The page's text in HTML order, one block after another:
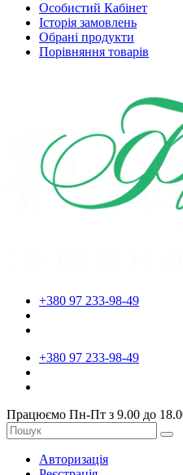
Особистий Кабінет
Історія замовлень
Обрані продукти
Порівняння товарів
+380 97 233-98-49
+380 97 233-98-49
Працюємо Пн-Пт з 9.00 до
Авторизація